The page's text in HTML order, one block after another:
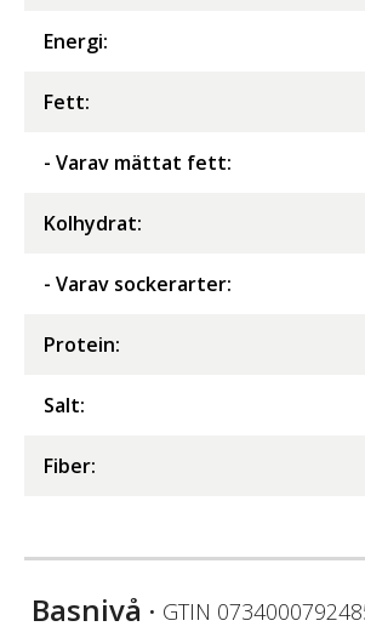
Energi:
Fett:
- Varav mättat fett:
Kolhydrat:
- Varav sockerarter:
Protein:
Salt:
Fiber:
Basnivå • GTIN